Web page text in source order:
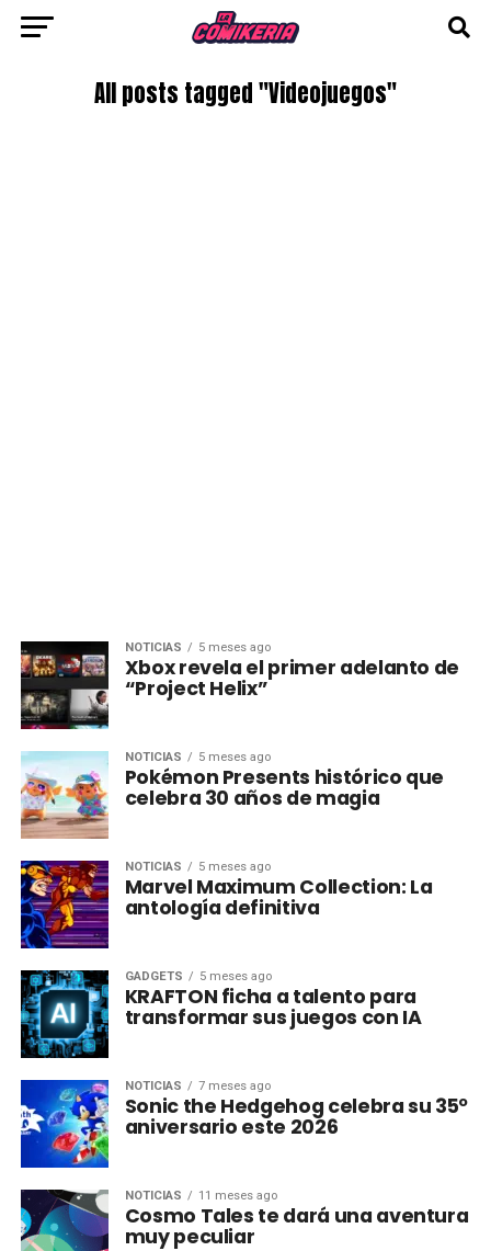
All posts tagged "Videojuegos"
NOTICIAS 5 meses ago
Xbox revela el primer adelanto de
“Project Helix”
NOTICIAS 5 meses ago
Pokémon Presents histórico que
celebra 30 años de magia
NOTICIAS 5 meses ago
Marvel Maximum Collection: La
antología definitiva
GADGETS 5 meses ago
KRAFTON ficha a talento para
transformar sus juegos con IA
NOTICIAS 7 meses ago
Sonic the Hedgehog celebra su 35º
aniversario este 2026
NOTICIAS 11 meses ago
Cosmo Tales te dará una aventura
muy peculiar